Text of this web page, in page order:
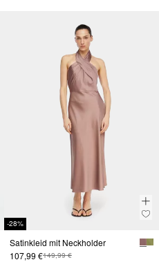
-28%
Satinkleid mit Neckholder
107,99 €149,99 €